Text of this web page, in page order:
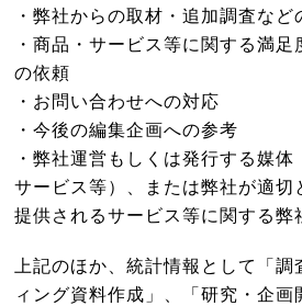
・弊社からの取材・追加調査など
・商品・サービス等に関する満
の依頼
・お問い合わせへの対応
・今後の編集企画への参考
・弊社運営もしくは発行する媒
サービス等）、または弊社が適切
提供されるサービス等に関する弊
上記のほか、統計情報として「
ィング資料作成」、「研究・企画